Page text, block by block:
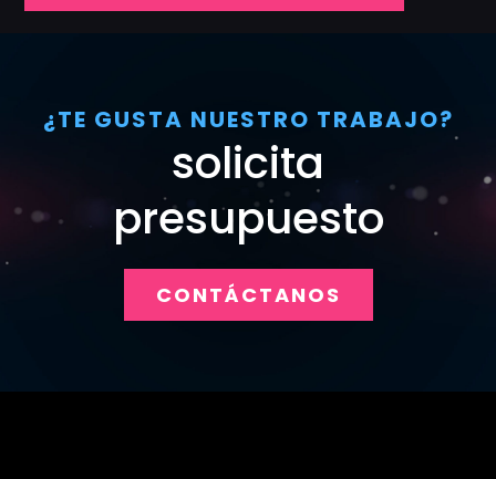
¿TE GUSTA NUESTRO TRABAJO?
solicita
presupuesto
CONTÁCTANOS